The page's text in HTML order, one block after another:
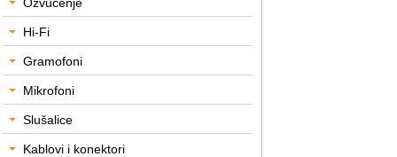
Hi-Fi
Gramofoni
Mikrofoni
Slušalice
Kablovi i konektori